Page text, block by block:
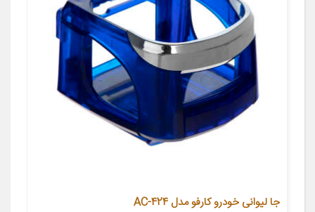
جا لیوانی خودرو کارفو مدل AC-424